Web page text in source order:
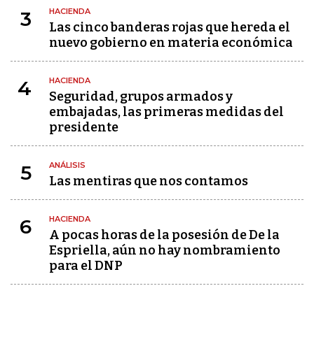
3 HACIENDA
Las cinco banderas rojas que hereda el
nuevo gobierno en materia económica
4 HACIENDA
Seguridad, grupos armados y
embajadas, las primeras medidas del
presidente
5 ANÁLISIS
Las mentiras que nos contamos
6 HACIENDA
A pocas horas de la posesión de De la
Espriella, aún no hay nombramiento
para el DNP